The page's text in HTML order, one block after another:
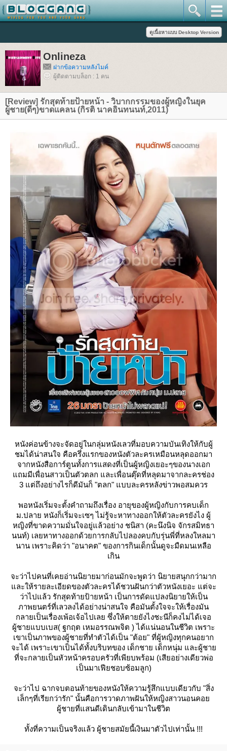
Onlineza
ฝากข้อความหลังไมค์
ผู้ติดตามบล็อก : 1 คน
[Review] รักสุดท้ายป้ายหน้า - วิบากกรรมของผู้หญิงในยุค
ผู้ชาย(ดีๆ)ขาดแคลน (กิรติ นาคอินทนนท์,2011)
หนังค่อนข้างจะจัดอยู่ในกลุ่มหนังเลวที่มอบความบันเทิงให้กับผู้
ชมได้น่าสนใจ คือครึ่งแรกของหนังตัวละครเหมือนหลุดออกมา
จากหนังสือการ์ตูนทั้งการแสดงที่เป็นผู้หญิงเยอะๆของนางเอก
ถมมีเพื่อนสาวเป็นตัวตลก และเพื่อนตุ๊ดที่หลุดมาจากละครช่อง
3 แต่ถึงอย่างไรก็ดีมันก็ "ตลก" แบบละครหลังข่าวพอสมควร
พอหนังเริ่มจะตั้งคำถามถึงเรื่อง อายุของผู้หญิงกับการคบเด็ก
ม.ปลาย หนังก็เริ่มจะเซๆ ไม่รู้จะหาทางออกให้ตัวละครยังไง ผู้
หญิงที่ขาดความมั่นใจอยู่แล้วอย่าง ชนิสา (คะนึงนิจ จักรสมิทธา
นนท์) เลยหาทางออกด้วยการกลับไปลองคบกับรุ่นพี่ที่หลงใหลมา
นาน เพราะคิดว่า "อนาคต" ของการกินเด็กนั้นดูจะมืดมนเหลือ
เกิน
จะว่าไปคนที่เคยอ่านนิยายมาก่อนมักจะพูดว่า นิยายสนุกกว่ามาก
ละให้รายละเอียดของตัวละครได้ชวนฝันกว่าตัวหนังเยอะ แต่จะ
ว่าไปแล้ว รักสุดท้ายป้ายหน้า เป็นการดัดแปลงนิยายให้เป็น
ภาพยนตร์ที่เลวลงได้อย่างน่าสนใจ คือมันตั้งใจจะให้เรื่องมัน
กลายเป็นเรื่องเพ้อเจ้อไปเลย ซึ่งให้ตายยังไงชะนีก็คงไม่ได้เจอ
ผู้ชายแบบเบส( ฐกฤต เหมอรรณพจิต ) ได้แน่นอนในชีวิต เพราะ
เขาเป็นภาพของผู้ชายที่ทำตัวได้เป็น "ต้อย" ที่ผู้หญิงทุกคนอยาก
จะได้ เพราะเขาเป็นได้ทั้งบริบทของ เด็กชาย เด็กหนุ่ม และผู้ชา
ที่จะกลายเป็นหัวหน้าครอบครัวที่เพียบพร้อม (เสียอย่างเดียวพ่อ
เป็นมาเฟียชอบซ้อมลูก)
จะว่าไป ฉากจบตอนท้ายของหนังให้ความรู้สึกแบบเดียวกับ "สิ่ง
เล็กๆที่เรียกว่ารัก" นั้นคือการวาดภาพฝันให้หญิงสาวนอนคอ
ผู้ชายที่แสนดีเดินกลับเข้ามาในชีวิต
ทั้งที่ความเป็นจริงแล้ว ผู้ชายสมัยนี้เงินมาตัวไปเท่านั้น !!!